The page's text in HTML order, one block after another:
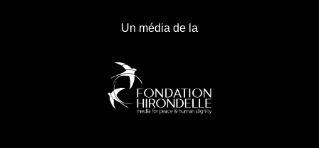
Un média de la